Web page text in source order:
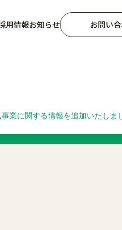
発電設備メンテ
用情報お知らせ お問い
業に関する情報を追加いたしま